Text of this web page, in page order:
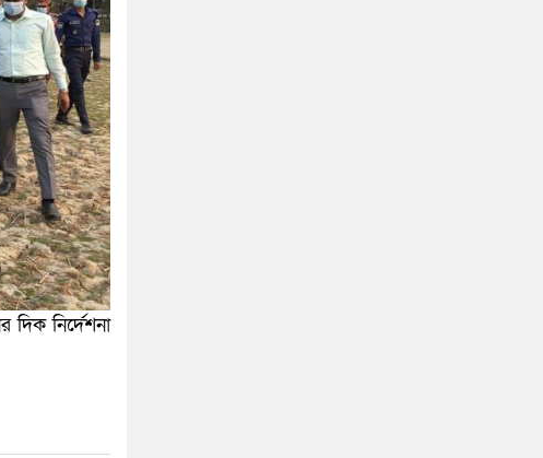
দিক নির্দেশনা